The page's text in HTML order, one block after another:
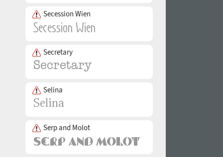
Secession Wien
Secretary
Selina
Serp and Molot